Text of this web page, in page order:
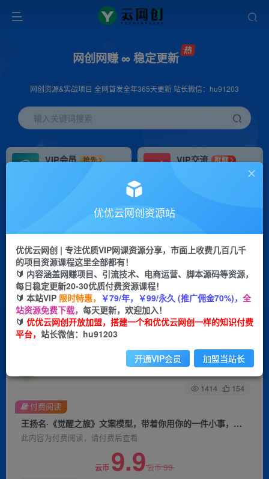
网创网赚 ∞ 稳定更新
网创资源&实战项目 全网首发全年365天更新 站长微信：hu91203
输入关键词搜索
VIP会员
抢先
VIP交流
群聊
研究探讨更多创业项目路子。
会员专属推广链接
挂机 项目
脚本卡密
APP下载
GO
首页 创业课程 会员免费 正文
王扬名·《觉醒之旅》文案模型，​带着你用你的一
件小事，对自己有意义的短视频文案
关注 私信
1414 154
王扬名·《觉醒之旅》文案模型，​带着你用你的一件小事，对自己有意义的短视频文案
此内容为付费阅读，请付费后查看
云币 9.9云币99
付费阅读
优优云网创资源站
优优云网创 | 专注优质VIP网课资源分享，市面上收费几百几千
的项目资源课程这里全部都有！
🔰 内容涵盖网赚项目、引流技术、电商运营、脚本源码等资源，
每日稳定更新20-30优质付费资源课程！
🔰 本站VIP 限时特惠， ￥79/年，￥99/永久 (推广佣金70%)， 全
站资源免费下载， 每天更新，欢迎加入！
🔰 优优云网创开放加盟，搭建一个和优优云网创一样的知识付费
平台， 站长微信：hu91203
开通VIP会员 加盟当站长